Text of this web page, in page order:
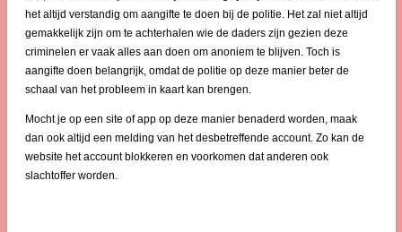
het altijd verstandig om aangifte te doen bij de politie. Het zal niet altijd
gemakkelijk zijn om te achterhalen wie de daders zijn gezien deze
criminelen er vaak alles aan doen om anoniem te blijven. Toch is
aangifte doen belangrijk, omdat de politie op deze manier beter de
schaal van het probleem in kaart kan brengen.
Mocht je op een site of app op deze manier benaderd worden, maak
dan ook altijd een melding van het desbetreffende account. Zo kan de
website het account blokkeren en voorkomen dat anderen ook
slachtoffer worden.